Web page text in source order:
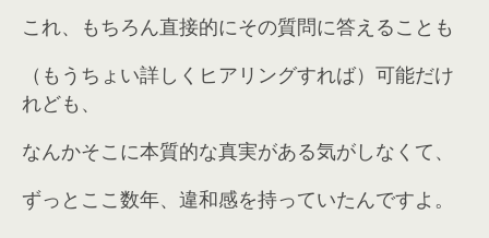
これ、もちろん直接的にその質問に答えることも
（もうちょい詳しくヒアリングすれば）可能だけ
れども、
なんかそこに本質的な真実がある気がしなくて、
ずっとここ数年、違和感を持っていたんですよ。